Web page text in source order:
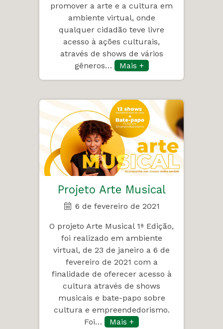
promover a arte e a cultura em
ambiente virtual, onde
qualquer cidadão teve livre
acesso à ações culturais,
através de shows de vários
gêneros…
Mais +
Projeto Arte Musical
6 de fevereiro de 2021
O projeto Arte Musical 1ª Edição,
foi realizado em ambiente
virtual, de 23 de janeiro a 6 de
fevereiro de 2021 com a
finalidade de oferecer acesso à
cultura através de shows
musicais e bate-papo sobre
cultura e empreendedorismo.
Foi…
Mais +